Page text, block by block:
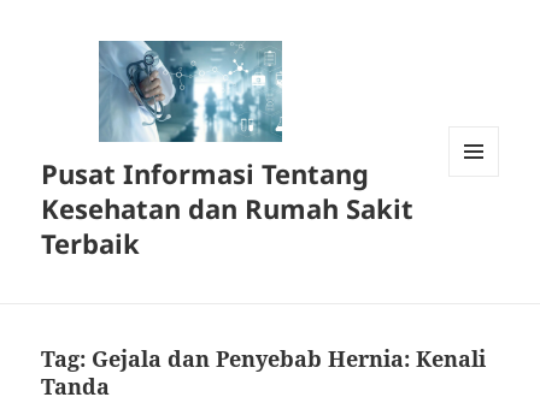
Pusat Informasi Tentang
Kesehatan dan Rumah Sakit
Terbaik
Tag: Gejala dan Penyebab Hernia: Kenali
Tanda